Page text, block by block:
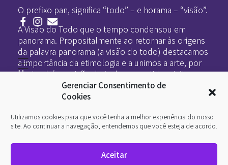
Gerenciar Consentimento de
Cookies
Utilizamos cookies para que você tenha a melhor experiência do nosso
site. Ao continuar a navegação, entendemos que você esteja de acordo.
Aceitar
O prefixo pan, significa “todo” – e horama – “visão”.
A Visão do Todo que o tempo condensou em
panorama. Propositalmente ao retornar às origens
da palavra panorama (a visão do todo) destacamos
a importância da etimologia e a unimos a arte, por
ser também a visão do todo no sentido criativo.
Home
Arte
O que é arte
InternetArt
Quem somos